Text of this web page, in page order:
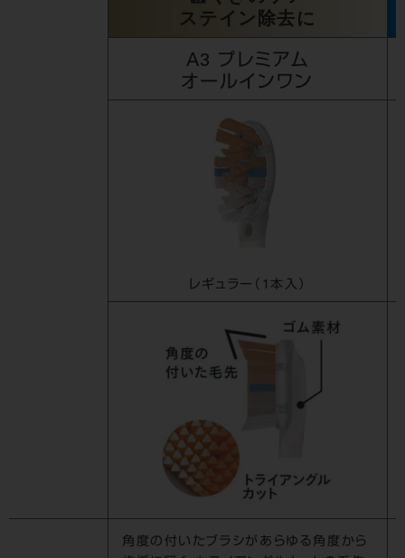
ステイン除去に
A3 プレミアム
オールインワン
レギュラー（1本入）
角度の付いたブラシがあらゆる角度から